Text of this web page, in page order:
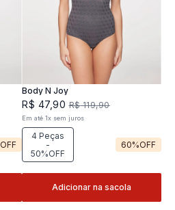
OFF
Body N Joy
R$ 47,90 R$ 119,90
Em até 1x sem juros
4 Peças
-
50%OFF
60%OFF
Adicionar na sacola